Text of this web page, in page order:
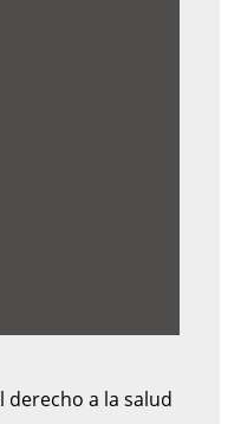
derecho a la salud